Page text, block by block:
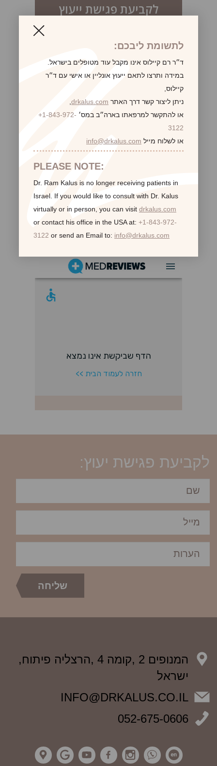
לקביעת פגישת ייעוץ
לקוחות ממליצות:
לקביעת פגישת יעוץ:
המנופים 2 ,קומה 4 ,הרצליה פיתוח,
ישראל
INFO@DRKALUS.CO.IL
052-675-0606
לתשומת ליבכם:
ד״ר רם קיילוס אינו מקבל עוד מטופלים בישראל.
במידה ותרצו לתאם ייעוץ אונליין או אישי עם ד״ר
קיילוס,
ניתן ליצור קשר דרך האתר drkalus.com
או להתקשר למרפאתו בארה״ב במס׳ +1-843-972-
3122
או לשלוח מייל info@drkalus.com
PLEASE NOTE:
Dr. Ram Kalus is no longer receiving patients in
Israel. If you would like to consult with Dr. Kalus
virtually or in person, you can visit drkalus.com
or contact his office in the USA at: +1-843-972-
3122 or send an Email to: info@drkalus.com